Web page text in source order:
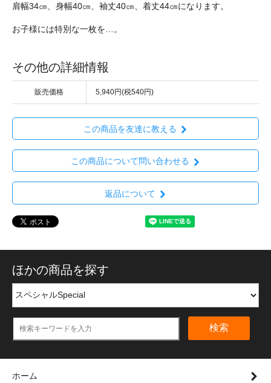
肩幅34㎝、身幅40㎝、袖丈40㎝、着丈44㎝になります。
お子様には特別な一枚を…。
その他の詳細情報
販売価格 5,940円(税540円)
この商品を友達に教える
この商品について問い合わせる
返品について
ほかの商品を探す
検索
ホーム